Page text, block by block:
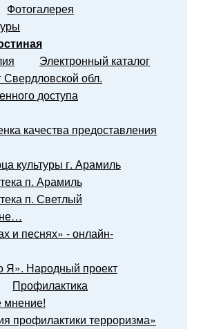
Фотогалерея
Электронный каталог
обл.
доступа
качества предоставления
культуры г. Арамиль
п. Арамиль
п. Светлый
и песнях» - онлайн-
Я». Народный проект
Профилактика
профилактики терроризма»